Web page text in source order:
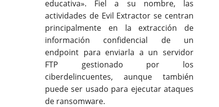
educativa». Fiel a su nombre, las
actividades de Evil Extractor se centran
principalmente en la extracción de
información confidencial de un
endpoint para enviarla a un servidor
FTP gestionado por los
ciberdelincuentes, aunque también
puede ser usado para ejecutar ataques
de ransomware.